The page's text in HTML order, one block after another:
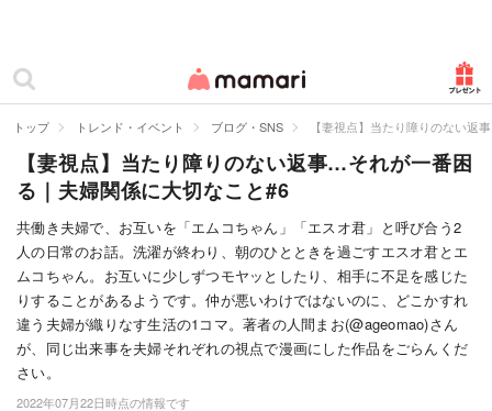
ママリ
カテゴリー一覧
妊娠
出産
赤ちゃん・育児
子育て・家族
病院
トップ トレンド・イベント ブログ・SNS 【妻視点】当たり障りのない
【妻視点】当たり障りのない返事…それが一番困
る｜夫婦関係に大切なこと#6
共働き夫婦で、お互いを「エムコちゃん」「エスオ君」と呼び合う2
人の日常のお話。洗濯が終わり、朝のひとときを過ごすエスオ君とエ
ムコちゃん。お互いに少しずつモヤッとしたり、相手に不足を感じた
りすることがあるようです。仲が悪いわけではないのに、どこかすれ
違う夫婦が織りなす生活の1コマ。著者の人間まお(@ageomao)さん
が、同じ出来事を夫婦それぞれの視点で漫画にした作品をごらんくだ
さい。
2022年07月22日時点の情報です